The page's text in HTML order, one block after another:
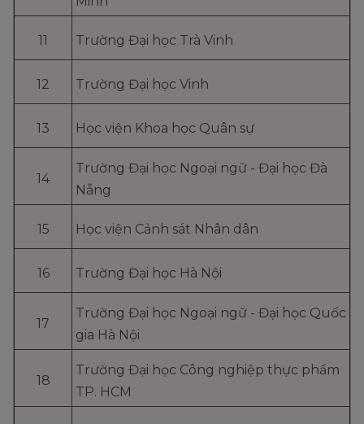
11 Trường Đại học Trà Vinh
12 Trường Đại học Vinh
13 Học viện Khoa học Quân sự
14
Trường Đại học Ngoại ngữ - Đại học Đà
Nẵng
15 Học viện Cảnh sát Nhân dân
16 Trường Đại học Hà Nội
17
Trường Đại học Ngoại ngữ - Đại học Quốc
gia Hà Nội
18
Trường Đại học Công nghiệp thực phẩm
TP. HCM